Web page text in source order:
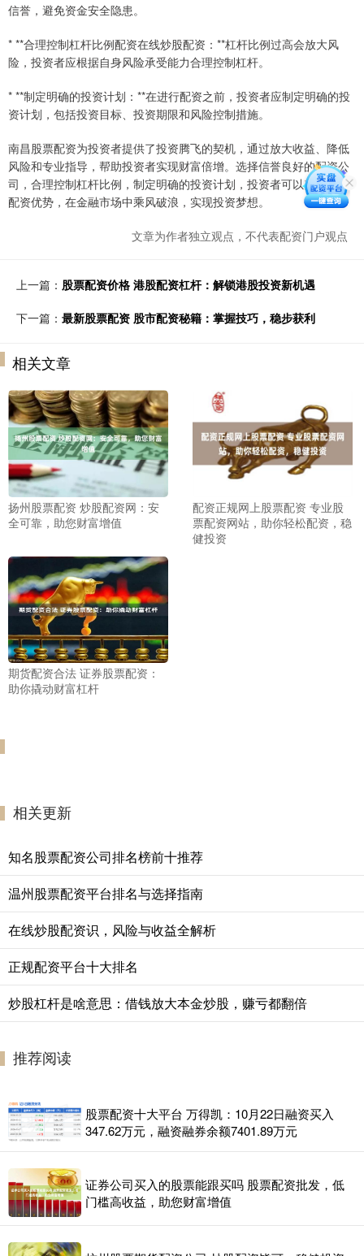
信誉，避免资金安全隐患。
* **合理控制杠杆比例配资在线炒股配资：**杠杆比例过高会放大风
险，投资者应根据自身风险承受能力合理控制杠杆。
* **制定明确的投资计划：**在进行配资之前，投资者应制定明确的投
资计划，包括投资目标、投资期限和风险控制措施。
南昌股票配资为投资者提供了投资腾飞的契机，通过放大收益、降低
风险和专业指导，帮助投资者实现财富倍增。选择信誉良好的配资公
司，合理控制杠杆比例，制定明确的投资计划，投资者可以充分利用
配资优势，在金融市场中乘风破浪，实现投资梦想。
文章为作者独立观点，不代表配资门户观点
上一篇： 股票配资价格 港股配资杠杆：解锁港股投资新机遇
下一篇： 最新股票配资 股市配资秘籍：掌握技巧，稳步获利
相关文章
扬州股票配资 炒股配资网：安
全可靠，助您财富增值
配资正规网上股票配资 专业股
票配资网站，助你轻松配资，稳
健投资
期货配资合法 证券股票配资：
助你撬动财富杠杆
相关更新
知名股票配资公司排名榜前十推荐
温州股票配资平台排名与选择指南
在线炒股配资识，风险与收益全解析
正规配资平台十大排名
炒股杠杆是啥意思：借钱放大本金炒股，赚亏都翻倍
推荐阅读
股票配资十大平台 万得凯：10月22日融资买入
347.62万元，融资融券余额7401.89万元
证券公司买入的股票能跟买吗 股票配资批发，低
门槛高收益，助您财富增值